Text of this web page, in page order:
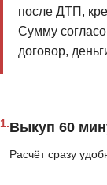
после ДТП,
Сумму
договор,
1.Выкуп 60
Расчёт сразу